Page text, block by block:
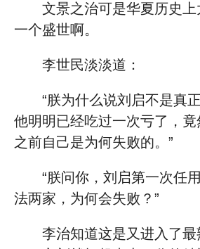
文景之治可是华夏历史
一个盛世啊。
李世民淡淡道：
“朕为什么说刘启不是真
他明明已经吃过一次亏了，
之前自己是为何失败的。”
“朕问你，刘启第一次任
法两家，为何会失败？”
李治知道这是又进入了